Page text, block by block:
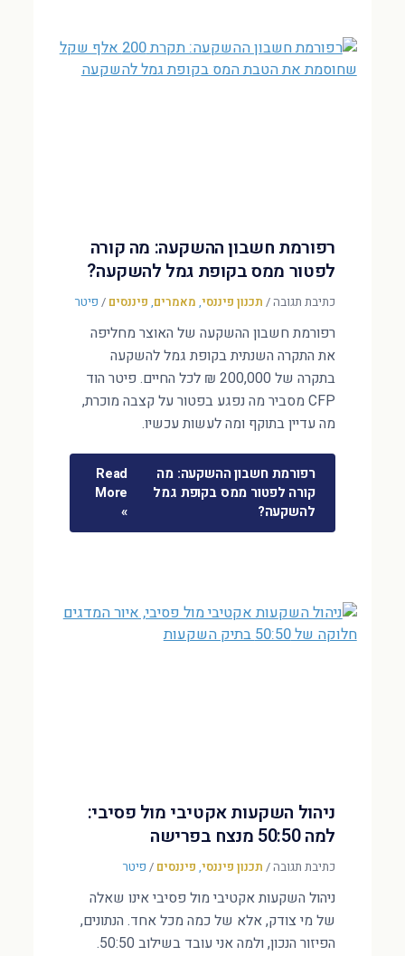
רפורמת חשבון ההשקעה: מה קורה
לפטור ממס בקופת גמל להשקעה?
כתיבת תגובה/ תכנון פיננסי, מאמרים, פיננסים / פיטר
רפורמת חשבון ההשקעה של האוצר מחליפה
את התקרה השנתית בקופת גמל להשקעה
בתקרה של 200,000 ₪ לכל החיים. פיטר הוד
CFP מסביר מה נפגע בפטור על קצבה מוכרת,
מה עדיין בתוקף ומה לעשות עכשיו.
רפורמת חשבון ההשקעה: מה
קורה לפטור ממס בקופת גמל
להשקעה?
Read
More
»
ניהול השקעות אקטיבי מול פסיבי:
למה 50:50 מנצח בפרישה
כתיבת תגובה/ תכנון פיננסי, פיננסים / פיטר
ניהול השקעות אקטיבי מול פסיבי אינו שאלה
של מי צודק, אלא של כמה מכל אחד. הנתונים,
הפיזור הנכון, ולמה אני עובד בשילוב 50:50.